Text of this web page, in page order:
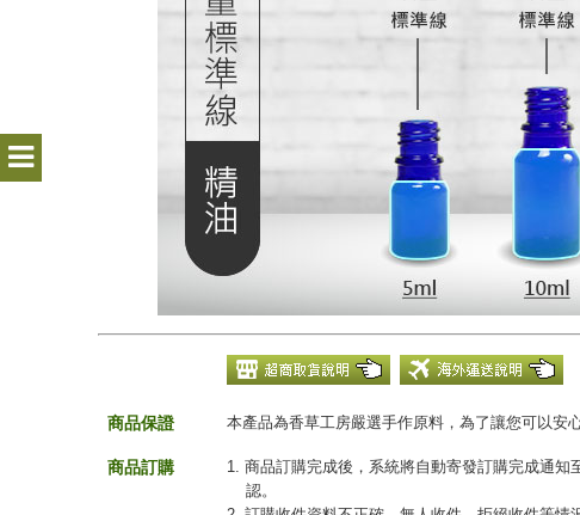
商品保證 本產品為香草工房嚴選手作原料，為了讓您可以安
商品訂購
1. 商品訂購完成後，系統將自動寄發訂購完成通
認。